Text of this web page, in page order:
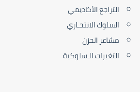
التراجع الأكاديمي
السلوك الانتحـاري
مشاعر الحزن
التغيرات الـسلوكية